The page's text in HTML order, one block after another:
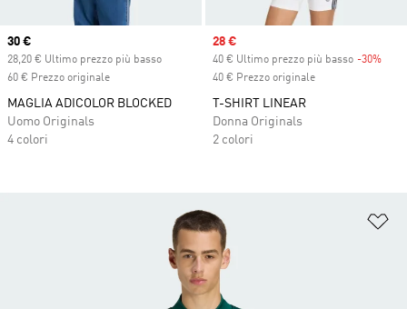
Current price
30 €
28,20 € Ultimo prezzo più basso
60 € Prezzo originale
MAGLIA ADICOLOR BLOCKED
Uomo Originals
4 colori
Sale price
28 €
40 € Ultimo prezzo più basso -30%
40 € Prezzo originale
T-SHIRT LINEAR
Donna Originals
2 colori